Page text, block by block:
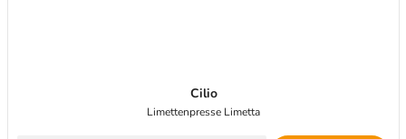
Cilio
Limettenpresse Limetta